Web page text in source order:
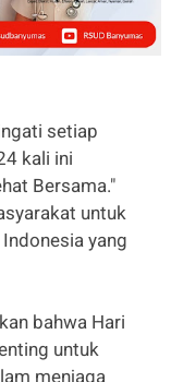
setiap
kali ini
Bersama."
untuk
yang
bahwa Hari
untuk
menjaga